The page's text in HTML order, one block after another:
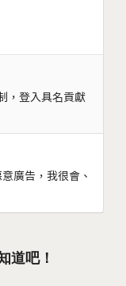
，登入具名貢獻
廣告，我很會、
道吧！